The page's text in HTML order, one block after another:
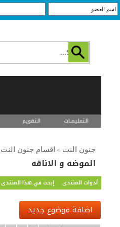
التعليمـــات التقويم
جنون النت > اقسام جنون النت
الموضه و الاناقه
أدوات المنتدى إبحث في هذا المنتدى
اضافة موضوع جديد